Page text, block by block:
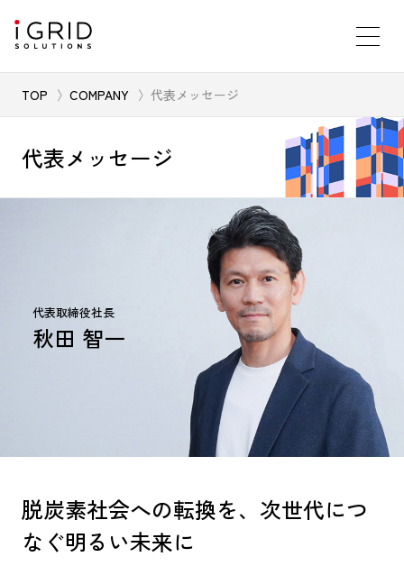
TOP COMPANY 代表メッセージ
代表メッセージ
代表取締役社長
秋田 智一
脱炭素社会への転換を、次世代につ
なぐ明るい未来に